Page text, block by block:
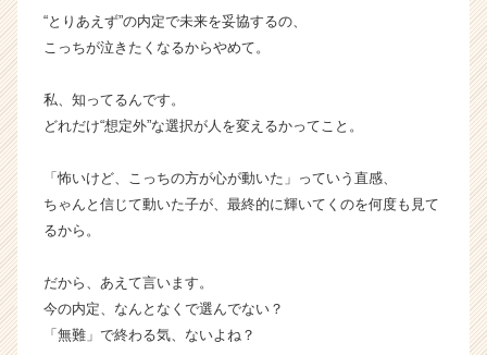
e
e
“とりあえず”の内定で未来を妥協するの、
こっちが泣きたくなるからやめて。
私、知ってるんです。
どれだけ“想定外”な選択が人を変えるかってこと。
「怖いけど、こっちの方が心が動いた」っていう直感、
ちゃんと信じて動いた子が、最終的に輝いてくのを何度も見て
るから。
だから、あえて言います。
今の内定、なんとなくで選んでない？
「無難」で終わる気、ないよね？